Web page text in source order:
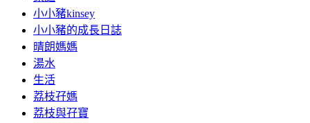
小小豬kinsey
小小豬的成長日誌
晴朗媽媽
湯水
生活
荔枝孖媽
荔枝與孖寶